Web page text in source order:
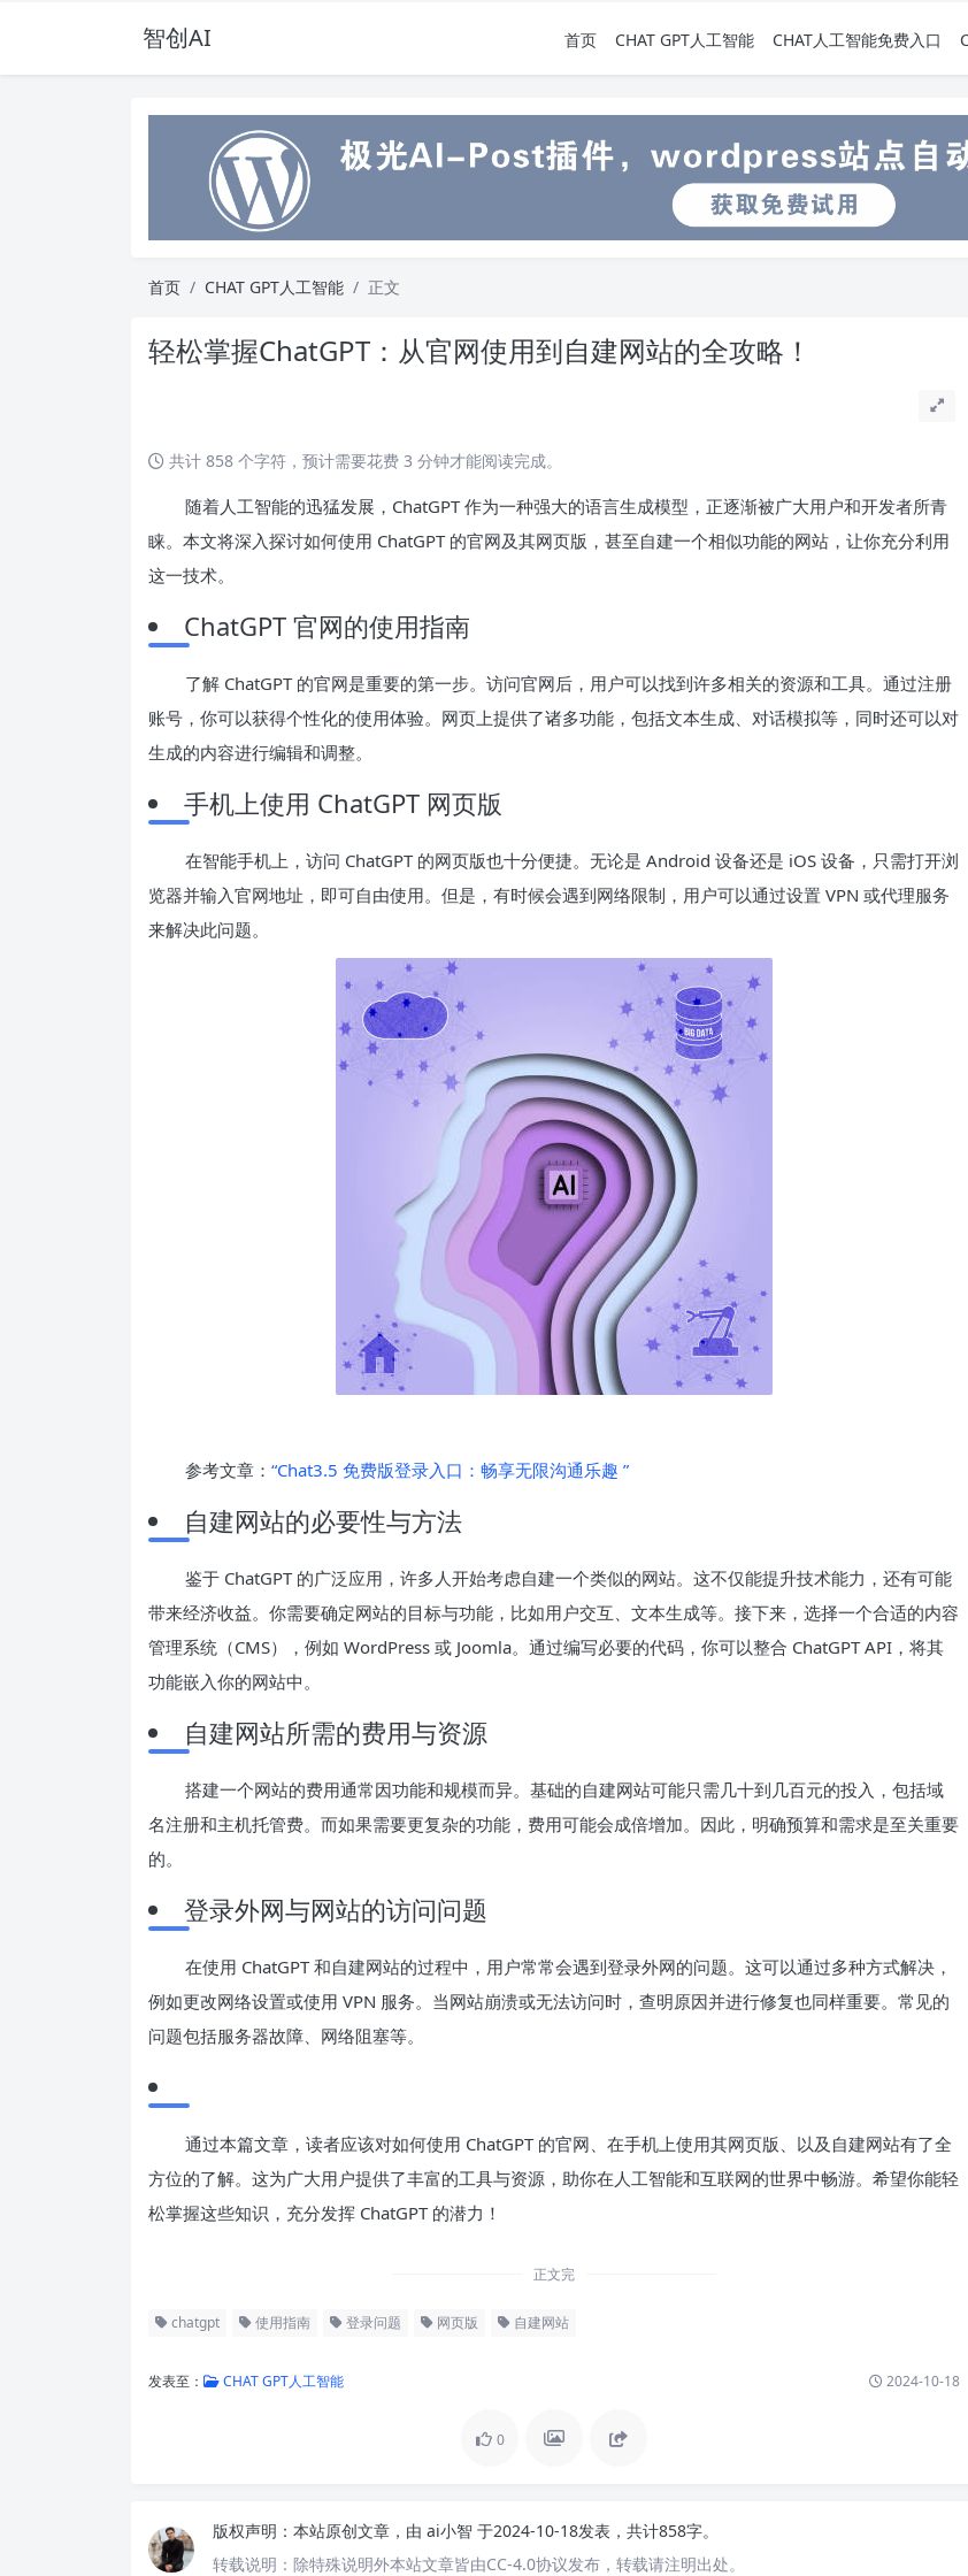
智创AI 首页 CHAT GPT人工智能 CHAT人工智能免费入口
首页 CHAT GPT人工智能 正文
轻松掌握ChatGPT：从官网使用到自建网站的全攻略！
共计 858 个字符，预计需要花费 3 分钟才能阅读完成。
随着人工智能的迅猛发展，ChatGPT 作为一种强大的语言生成模型，正逐渐被广大用户和开发者所青
睐。本文将深入探讨如何使用 ChatGPT 的官网及其网页版，甚至自建一个相似功能的网站，让你充分利用
这一技术。
ChatGPT 官网的使用指南
了解 ChatGPT 的官网是重要的第一步。访问官网后，用户可以找到许多相关的资源和工具。通过注册
账号，你可以获得个性化的使用体验。网页上提供了诸多功能，包括文本生成、对话模拟等，同时还可以对
生成的内容进行编辑和调整。
手机上使用 ChatGPT 网页版
在智能手机上，访问 ChatGPT 的网页版也十分便捷。无论是 Android 设备还是 iOS 设备，只需打开浏
览器并输入官网地址，即可自由使用。但是，有时候会遇到网络限制，用户可以通过设置 VPN 或代理服务
来解决此问题。
参考文章： “Chat3.5 免费版登录入口：畅享无限沟通乐趣 ”
自建网站的必要性与方法
鉴于 ChatGPT 的广泛应用，许多人开始考虑自建一个类似的网站。这不仅能提升技术能力，还有可能
带来经济收益。你需要确定网站的目标与功能，比如用户交互、文本生成等。接下来，选择一个合适的内容
管理系统（CMS），例如 WordPress 或 Joomla。通过编写必要的代码，你可以整合 ChatGPT API，将其
功能嵌入你的网站中。
自建网站所需的费用与资源
搭建一个网站的费用通常因功能和规模而异。基础的自建网站可能只需几十到几百元的投入，包括域
名注册和主机托管费。而如果需要更复杂的功能，费用可能会成倍增加。因此，明确预算和需求是至关重要
的。
登录外网与网站的访问问题
在使用 ChatGPT 和自建网站的过程中，用户常常会遇到登录外网的问题。这可以通过多种方式解决，
例如更改网络设置或使用 VPN 服务。当网站崩溃或无法访问时，查明原因并进行修复也同样重要。常见的
问题包括服务器故障、网络阻塞等。
通过本篇文章，读者应该对如何使用 ChatGPT 的官网、在手机上使用其网页版、以及自建网站有了全
方位的了解。这为广大用户提供了丰富的工具与资源，助你在人工智能和互联网的世界中畅游。希望你能轻
松掌握这些知识，充分发挥 ChatGPT 的潜力！
正文完
chatgpt 使用指南 登录问题 网页版 自建网站
发表至： CHAT GPT人工智能 2024-10-18
0
版权声明： 本站原创文章，由 ai小智 于2024-10-18发表，共计858字。
转载说明： 除特殊说明外本站文章皆由CC-4.0协议发布，转载请注明出处。